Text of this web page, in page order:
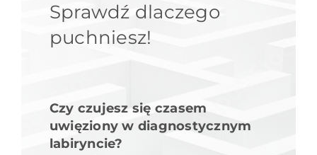
Sprawdź dlaczego
puchniesz!
Czy czujesz się czasem
uwięziony w diagnostycznym
labiryncie?